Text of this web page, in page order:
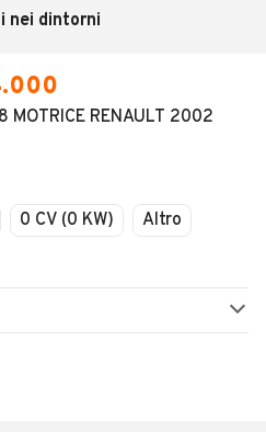
nei dintorni
MOTRICE RENAULT 2002
0 CV (0 KW)
Altro